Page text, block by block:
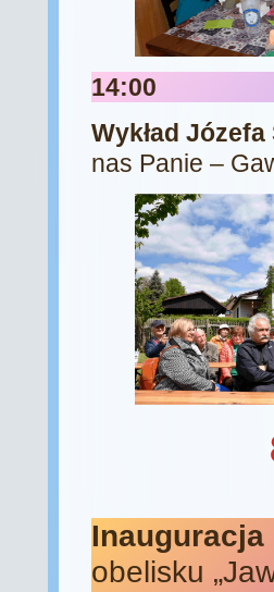
14:00
Wykład
nas Panie –
Inauguracja
obelisku